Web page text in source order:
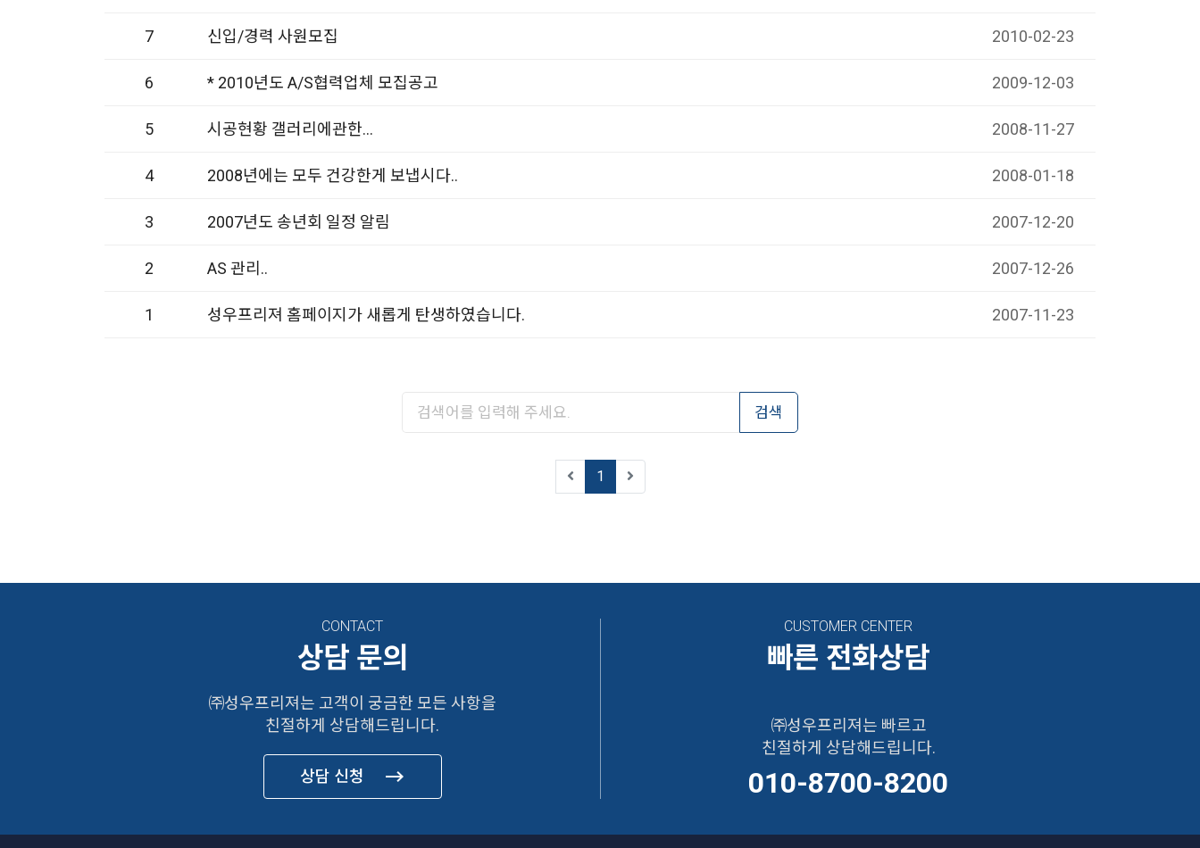
7 신입/경력 사원모집 2010-02-23
6 * 2010년도 A/S협력업체 모집공고 2009-12-03
5 시공현황 갤러리에관한... 2008-11-27
4 2008년에는 모두 건강한게 보냅시다.. 2008-01-18
3 2007년도 송년회 일정 알림 2007-12-20
2 AS 관리.. 2007-12-26
1 성우프리져 홈페이지가 새롭게 탄생하였습니다. 2007-11-23
검색
1
CONTACT
상담 문의
㈜성우프리져는 고객이 궁금한 모든 사항을
친절하게 상담해드립니다.
상담 신청
CUSTOMER CENTER
빠른 전화상담
㈜성우프리져는 빠르고
친절하게 상담해드립니다.
010-8700-8200